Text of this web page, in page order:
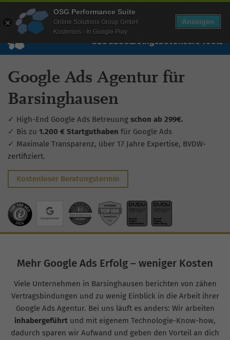
Wissen Free Checks Über uns Free Account
SEOGEOSEAAngebotUnsere Tools
Google Ads Agentur für
Barsinghausen
✓ High-End Google Ads Betreuung schon ab 299€.
✓ Bis zu 1.200 € Startguthaben für Google Ads
✓ Maximale Transparenz, über 17 Jahre Expertise, BVDW-
zertifiziert.
Kostenloser Beratungstermin
Mehr Google Ads Erfolg – weniger Kosten
Viele Unternehmen in Barsinghausen berichten von zähen
Vertragsbindungen und zu wenig Einblick in die Arbeit ihrer
Google Ads Agentur. Bei uns läuft es anders: Wir arbeiten
inhabergeführt und mit eigenem Technologie-Know-how,
dadurch sparen wir Aufwand und geben den Vorteil an dich
OSG Performance Suite
Online Solutions Group GmbH
Kostenlos - In Google Play
Anzeigen